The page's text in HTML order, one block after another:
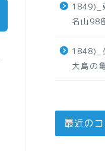
1849)_
名山98
1848)_
大島の
最近の